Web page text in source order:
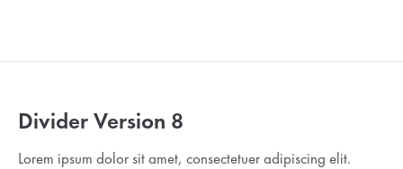
Divider Version 8
Lorem ipsum dolor sit amet, consectetuer adipiscing elit.